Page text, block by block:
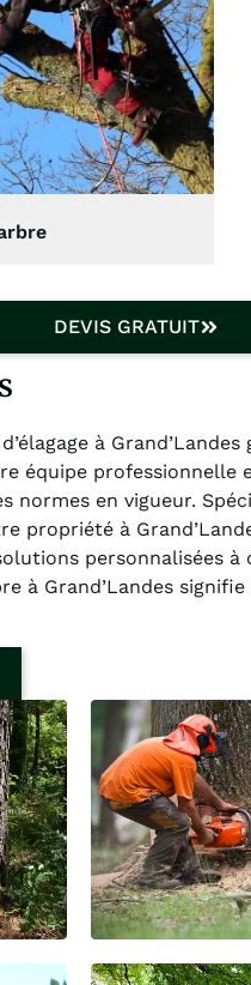
DEVIS GRATUIT
à
équipe
normes en vigueur.
propriété à
personnalisées
à Grand’Landes